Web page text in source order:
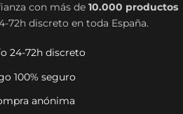
con más de 10.000 productos
72h discreto en toda España.
24-72h discreto
100% seguro
anónima